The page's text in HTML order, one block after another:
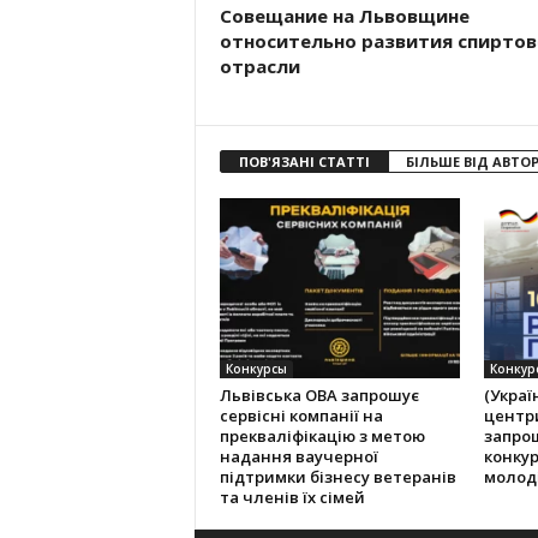
Совещание на Львовщине
относительно развития
отрасли
ПОВ'ЯЗАНІ СТАТТІ БІЛЬШЕ ВІД
Конкурсы
Львівська ОВА запрошує
сервісні компанії на
прекваліфікацію з метою
надання ваучерної
підтримки бізнесу ветеранів
та членів їх сімей